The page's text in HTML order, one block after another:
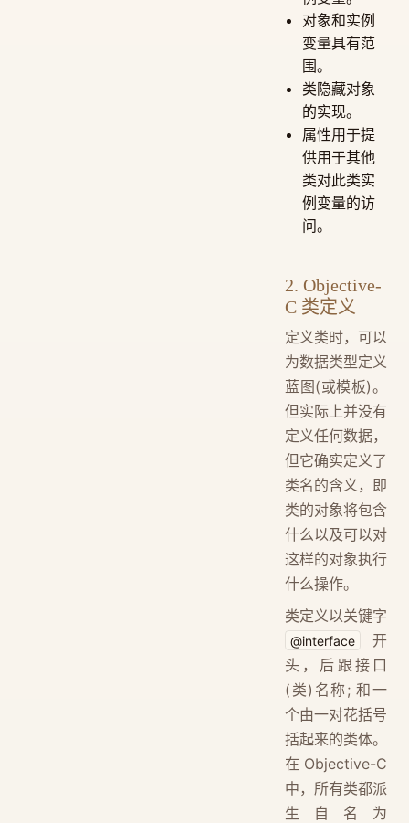
对象和实例
变量具有范
围。
类隐藏对象
的实现。
属性用于提
供用于其他
类对此类实
例变量的访
问。
2. Objective-
C 类定义
定义类时，可以
为数据类型定义
蓝图(或模板)。
但实际上并没有
定义任何数据，
但它确实定义了
类名的含义，即
类的对象将包含
什么以及可以对
这样的对象执行
什么操作。
类定义以关键字
@interface
开
头，后跟接口
(类)名称; 和一
个由一对花括号
括起来的类体。
在 Objective-C
中，所有类都派
生自名为